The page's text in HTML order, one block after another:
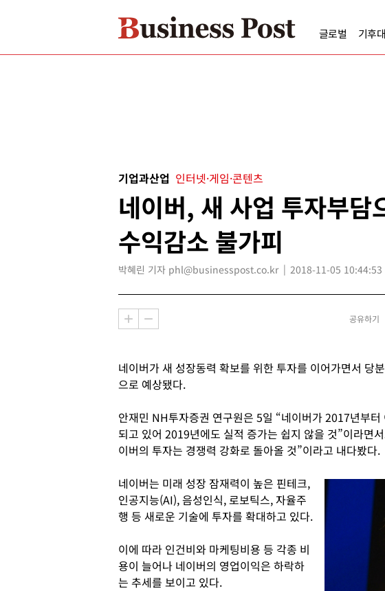
글로벌 기후
기업과산업 인터넷·게임·콘텐츠
네이버, 새 사업 투자부담
수익감소 불가피
박혜린 기자 phl@businesspost.co.kr 2018-11-05 10:44:53
공유하기
네이버가 새 성장동력 확보를 위한 투자를 이어가면서 당
으로 예상됐다.
안재민 NH투자증권 연구원은 5일 “네이버가 2017년부
되고 있어 2019년에도 실적 증가는 쉽지 않을 것”이라면
이버의 투자는 경쟁력 강화로 돌아올 것”이라고 내다봤다.
네이버는 미래 성장 잠재력이 높은 핀테크,
인공지능(AI), 음성인식, 로보틱스, 자율주
행 등 새로운 기술에 투자를 확대하고 있다.
이에 따라 인건비와 마케팅비용 등 각종 비
용이 늘어나 네이버의 영업이익은 하락하
는 추세를 보이고 있다.